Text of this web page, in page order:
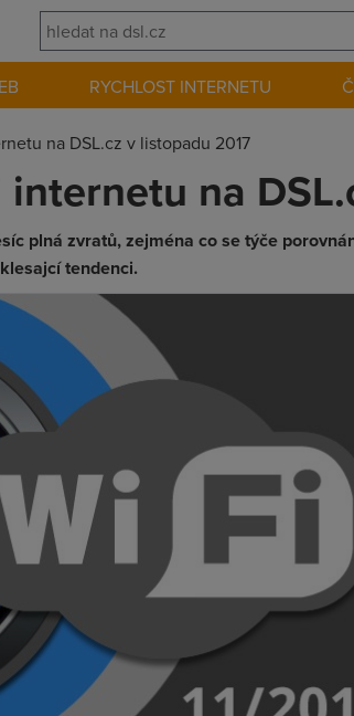
RYCHLOST INTERNETU
na DSL.cz v listopadu 2017
na
plná zvratů, zejména co se týče
tendenci.